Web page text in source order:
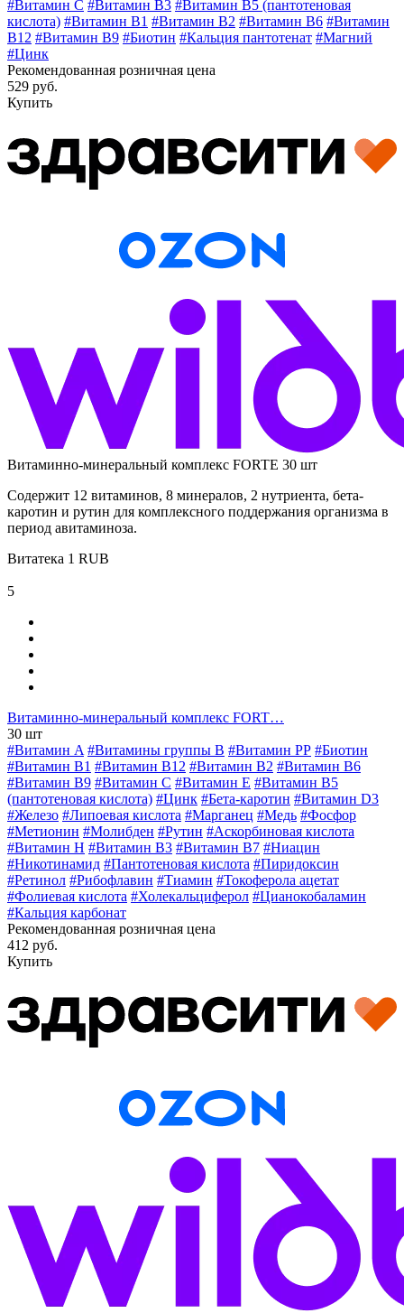
#Витамин C #Витамин В3 #Витамин В5 (пантотеновая
кислота) #Витамин B1 #Витамин B2 #Витамин B6 #Витамин
B12 #Витамин B9 #Биотин #Кальция пантотенат #Магний
#Цинк
Рекомендованная розничная цена
529 руб.
Купить
Витаминно-минеральный комплекс FORTE 30 шт
Содержит 12 витаминов, 8 минералов, 2 нутриента, бета-
каротин и рутин для комплексного поддержания организма в
период авитаминоза.
Витатека 1 RUB
5
Витаминно-минеральный комплекс FORT…
30 шт
#Витамин A #Витамины группы В #Витамин РР #Биотин
#Витамин B1 #Витамин B12 #Витамин B2 #Витамин B6
#Витамин B9 #Витамин C #Витамин E #Витамин В5
(пантотеновая кислота) #Цинк #Бета-каротин #Витамин D3
#Железо #Липоевая кислота #Марганец #Медь #Фосфор
#Метионин #Молибден #Рутин #Аскорбиновая кислота
#Витамин H #Витамин В3 #Витамин В7 #Ниацин
#Никотинамид #Пантотеновая кислота #Пиридоксин
#Ретинол #Рибофлавин #Тиамин #Токоферола ацетат
#Фолиевая кислота #Холекальциферол #Цианокобаламин
#Кальция карбонат
Рекомендованная розничная цена
412 руб.
Купить